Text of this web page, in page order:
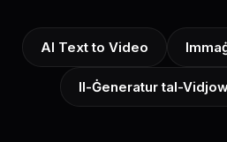
AI Text to Video
Il-Ġeneratur tal-